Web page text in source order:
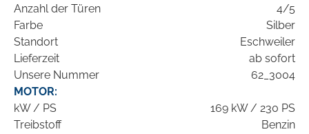
Anzahl der Türen
4/5
Farbe
Silber
Standort
Eschweiler
Lieferzeit
ab sofort
Unsere Nummer
62_3004
MOTOR:
kW / PS
169 kW / 230 PS
Treibstoff
Benzin